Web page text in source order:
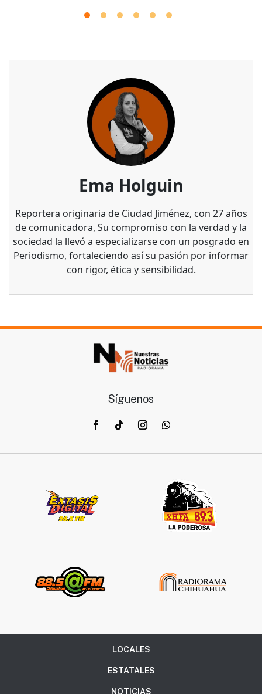
Ema Holguin
Reportera originaria de Ciudad Jiménez, con 27 años
de comunicadora, Su compromiso con la verdad y la
sociedad la llevó a especializarse con un posgrado en
Periodismo, fortaleciendo así su pasión por informar
con rigor, ética y sensibilidad.
Síguenos
LOCALES
ESTATALES
NOTICIAS